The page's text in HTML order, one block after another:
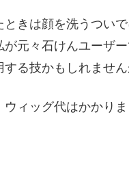
ときは顔を洗うつい
が元々石けんユーザ
する技かもしれませ
ウィッグ代はかかり